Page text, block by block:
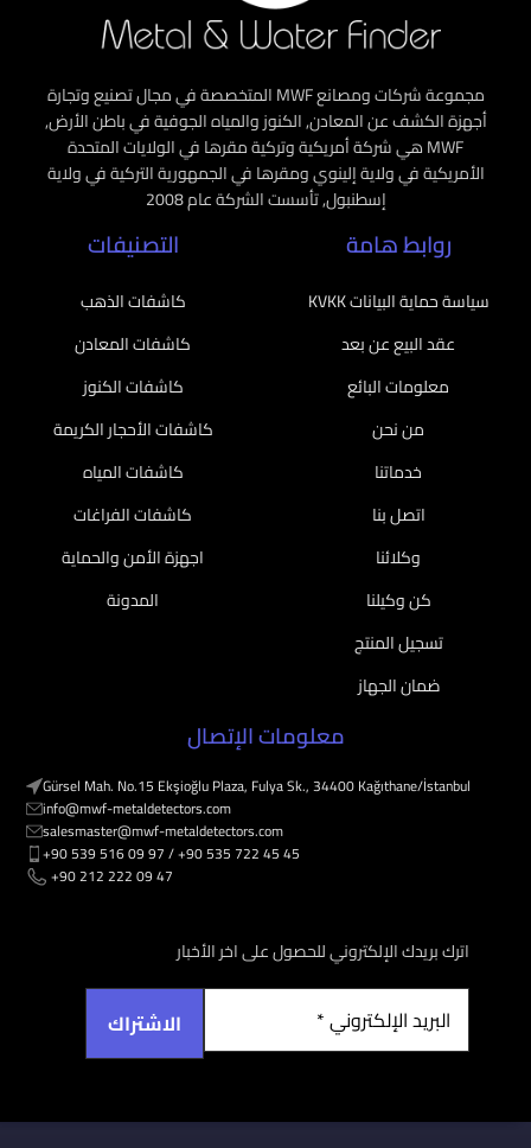
مجموعة شركات ومصانع MWF المتخصصة في مجال تصنيع وتجارة
أجهزة الكشف عن المعادن, الكنوز والمياه الجوفية في باطن الأرض,
MWF هي شركة أمريكية وتركية مقرها في الولايات المتحدة
الأمريكية في ولاية إلينوي ومقرها في الجمهورية التركية في ولاية
إسطنبول, تأسست الشركة عام 2008
روابط هامة
سياسة حماية البيانات KVKK
عقد البيع عن بعد
معلومات البائع
من نحن
خدماتنا
اتصل بنا
وكلائنا
كن وكيلنا
تسجيل المنتج
ضمان الجهاز
التصنيفات
كاشفات الذهب
كاشفات المعادن
كاشفات الكنوز
كاشفات الأحجار الكريمة
كاشفات المياه
كاشفات الفراغات
اجهزة الأمن والحماية
المدونة
معلومات الإتصال
Gürsel Mah. No.15 Ekşioğlu Plaza, Fulya Sk., 34400 Kağıthane/İstanbul
info@mwf-metaldetectors.com
salesmaster@mwf-metaldetectors.com
+90 539 516 09 97 / ‎‪+90 535 722 45 45
‎‪ +90 212 222 09 47
اترك بريدك الإلكتروني للحصول على اخر الأخبار